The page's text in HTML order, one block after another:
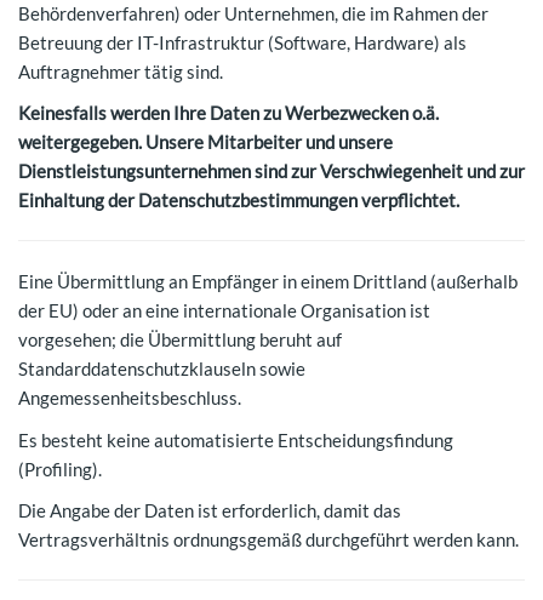
Behördenverfahren) oder Unternehmen, die im Rahmen der
Betreuung der IT-Infrastruktur (Software, Hardware) als
Auftragnehmer tätig sind.
Keinesfalls werden Ihre Daten zu Werbezwecken o.ä.
weitergegeben. Unsere Mitarbeiter und unsere
Dienstleistungsunternehmen sind zur Verschwiegenheit und zur
Einhaltung der Datenschutzbestimmungen verpflichtet.
Eine Übermittlung an Empfänger in einem Drittland (außerhalb
der EU) oder an eine internationale Organisation ist
vorgesehen; die Übermittlung beruht auf
Standarddatenschutzklauseln sowie
Angemessenheitsbeschluss.
Es besteht keine automatisierte Entscheidungsfindung
(Profiling).
Die Angabe der Daten ist erforderlich, damit das
Vertragsverhältnis ordnungsgemäß durchgeführt werden kann.